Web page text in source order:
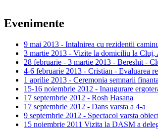
Evenimente
9 mai 2013 - Intalnirea cu rezidentii
3 martie 2013 - Vizite la domiciliu la Cluj,
28 februarie - 3 martie 2013 - Bereshit -
4-6 februarie 2013 - Cristian - Evaluarea
1 aprilie 2013 - Ceremonia semnarii
15-16 noiembrie 2012 - Inaugurare
17 septembrie 2012 - Rosh Hasana
17 septembrie 2012 - Dans varsta a 4-a
9 septembrie 2012 - Spectacol varsta
15 noiembrie 2011 Vizita la DASM a